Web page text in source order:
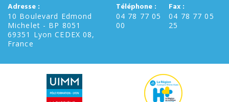
Adresse :
10 Boulevard Edmond
Michelet - BP 8051
69351 Lyon CEDEX 08,
France
Téléphone :
04 78 77 05
00
Fax :
04 78 77 05
25